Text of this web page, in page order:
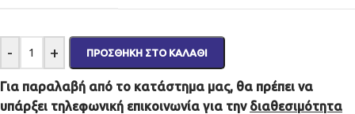
- + ΠΡΟΣΘΉΚΗ ΣΤΟ ΚΑΛΆΘΙ
Για παραλαβή από το κατάστημα μας, θα πρέπει να
υπάρξει τηλεφωνική επικοινωνία για την διαθεσιμότητα